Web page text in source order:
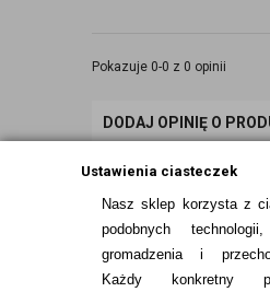
Ustawienia ciasteczek
Nasz sklep korzysta z
podobnych
gromadzenia i
Każdy konkretny
Pokazuje 0-0 z 0 opinii
DODAJ OPINIĘ O